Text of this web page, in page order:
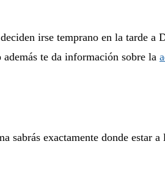
irse temprano en la tarde a
te da información sobre la
exactamente donde estar a